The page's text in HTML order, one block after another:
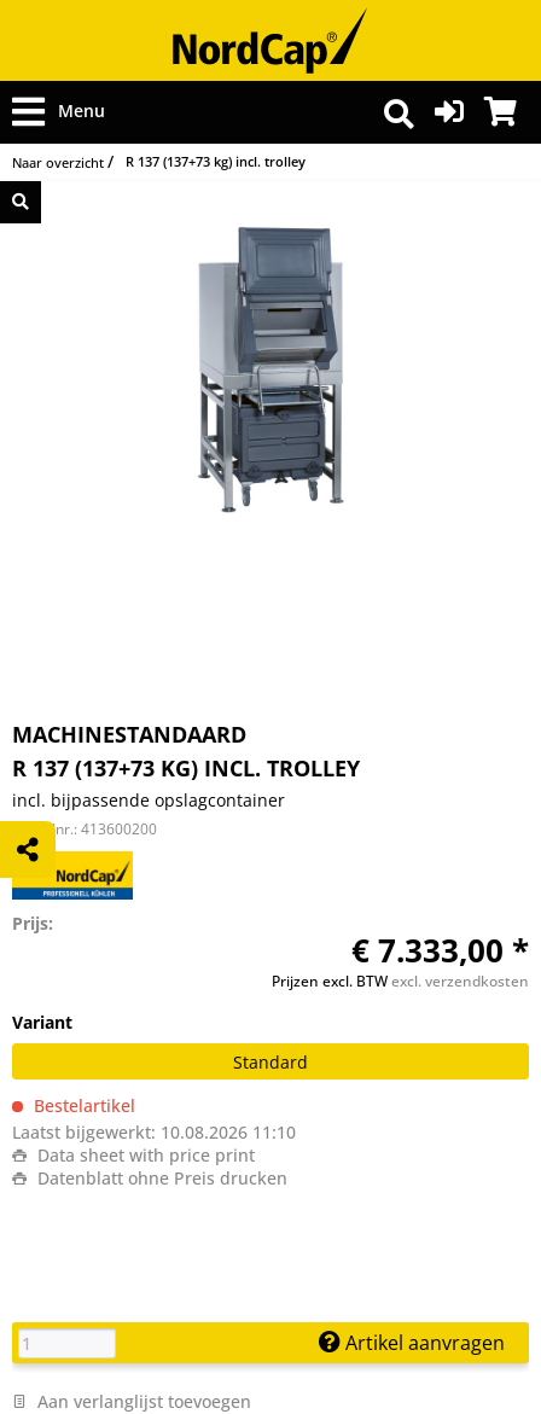
Menu
Naar overzicht R 137 (137+73 kg) incl. trolley
MACHINESTANDAARD
R 137 (137+73 KG) INCL. TROLLEY
incl. bijpassende opslagcontainer
Artikelnr.: 413600200
Prijs:
€ 7.333,00 *
Prijzen excl. BTWexcl. verzendkosten
Variant
Standard
Bestelartikel
Laatst bijgewerkt: 10.08.2026 11:10
Data sheet with price print
Datenblatt ohne Preis drucken
Artikel aanvragen
Aan verlanglijst toevoegen